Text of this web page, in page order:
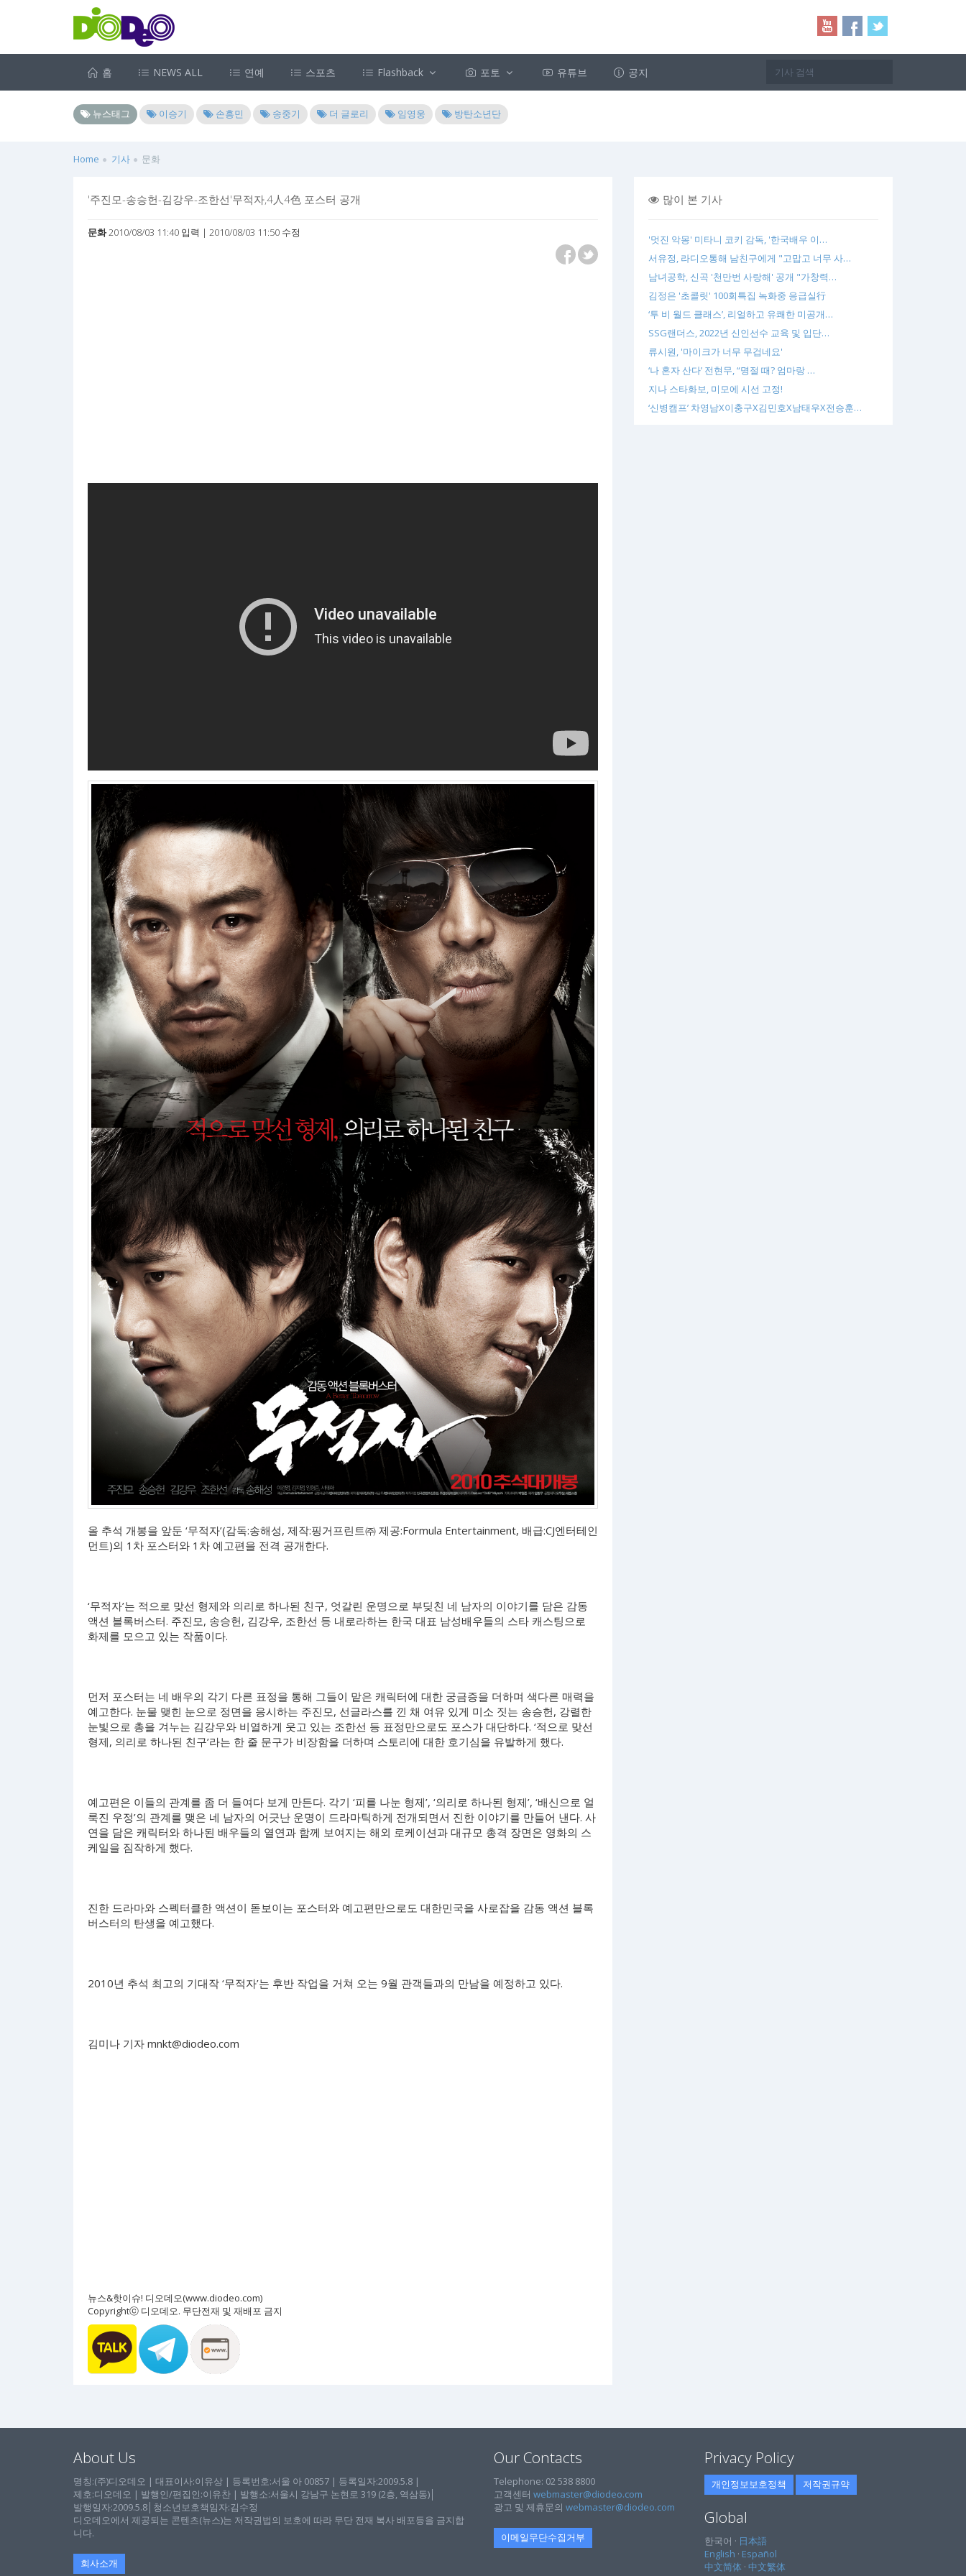
홈 NEWS ALL 연예 스포츠 Flashback 포토 유튜브 공지
뉴스태그 이승기 손흥민 송중기 더 글로리 임영웅 방탄소년단
Home 기사 문화
'주진모-송승헌-김강우-조한선'무적자,4人4色 포스터 공개
문화2010/08/03 11:40 입력 | 2010/08/03 11:50 수정
올 추석 개봉을 앞둔 ‘무적자’(감독:송해성, 제작:핑거프린트㈜ 제공:Formula Entertainment, 배급:CJ엔터테인
먼트)의 1차 포스터와 1차 예고편을 전격 공개한다.
‘무적자’는 적으로 맞선 형제와 의리로 하나된 친구, 엇갈린 운명으로 부딪친 네 남자의 이야기를 담은 감동
액션 블록버스터. 주진모, 송승헌, 김강우, 조한선 등 내로라하는 한국 대표 남성배우들의 스타 캐스팅으로
화제를 모으고 있는 작품이다.
먼저 포스터는 네 배우의 각기 다른 표정을 통해 그들이 맡은 캐릭터에 대한 궁금증을 더하며 색다른 매력을
예고한다. 눈물 맺힌 눈으로 정면을 응시하는 주진모, 선글라스를 낀 채 여유 있게 미소 짓는 송승헌, 강렬한
눈빛으로 총을 겨누는 김강우와 비열하게 웃고 있는 조한선 등 표정만으로도 포스가 대단하다. ‘적으로 맞선
형제, 의리로 하나된 친구’라는 한 줄 문구가 비장함을 더하며 스토리에 대한 호기심을 유발하게 했다.
예고편은 이들의 관계를 좀 더 들여다 보게 만든다. 각기 ‘피를 나눈 형제’, ‘의리로 하나된 형제’, ‘배신으로 얼
룩진 우정’의 관계를 맺은 네 남자의 어긋난 운명이 드라마틱하게 전개되면서 진한 이야기를 만들어 낸다. 사
연을 담은 캐릭터와 하나된 배우들의 열연과 함께 보여지는 해외 로케이션과 대규모 총격 장면은 영화의 스
케일을 짐작하게 했다.
진한 드라마와 스펙터클한 액션이 돋보이는 포스터와 예고편만으로도 대한민국을 사로잡을 감동 액션 블록
버스터의 탄생을 예고했다.
2010년 추석 최고의 기대작 ‘무적자’는 후반 작업을 거쳐 오는 9월 관객들과의 만남을 예정하고 있다.
김미나 기자 mnkt@diodeo.com
뉴스&핫이슈! 디오데오(www.diodeo.com)
Copyrightⓒ 디오데오. 무단전재 및 재배포 금지
많이 본 기사
'멋진 악몽' 미타니 코키 감독, '한국배우 이…
서유정, 라디오통해 남친구에게 "고맙고 너무 사…
남녀공학, 신곡 '천만번 사랑해' 공개 "가창력…
김정은 '초콜릿' 100회특집 녹화중 응급실行
‘투 비 월드 클래스’, 리얼하고 유쾌한 미공개…
SSG랜더스, 2022년 신인선수 교육 및 입단…
류시원, '마이크가 너무 무겁네요'
‘나 혼자 산다’ 전현무, “명절 때? 엄마랑 …
지나 스타화보, 미모에 시선 고정!
‘신병캠프’ 차영남X이충구X김민호X남태우X전승훈…
About Us
명칭:(주)디오데오 | 대표이사:이유상 | 등록번호:서울 아 00857 | 등록일자:2009.5.8 |
제호:디오데오 | 발행인/편집인:이유찬 | 발행소:서울시 강남구 논현로 319 (2층, 역삼동)│
발행일자:2009.5.8│청소년보호책임자:김수정
디오데오에서 제공되는 콘텐츠(뉴스)는 저작권법의 보호에 따라 무단 전재 복사 배포등을 금지합
니다.
회사소개
Our Contacts
Telephone: 02 538 8800
고객센터 webmaster@diodeo.com
광고 및 제휴문의 webmaster@diodeo.com
이메일무단수집거부
Privacy Policy
개인정보보호정책 저작권규약
Global
한국어 · 日本語
English · Español
中文简体 · 中文繁体